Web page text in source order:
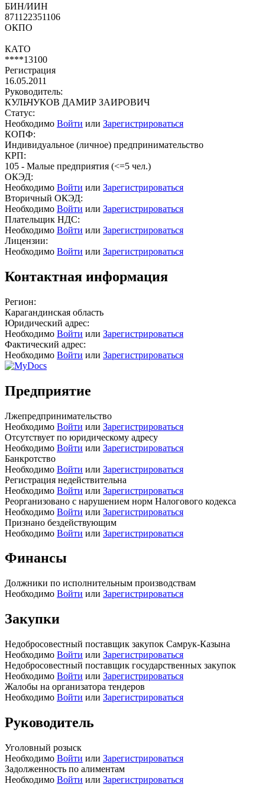
БИН/ИИН
871122351106
ОКПО
КАТО
****13100
Регистрация
16.05.2011
Руководитель:
КУЛЬЧУКОВ ДАМИР ЗАИРОВИЧ
Статус:
Необходимо Войти или Зарегистрироваться
КОПФ:
Индивидуальное (личное) предпринимательство
КРП:
105 - Малые предприятия (<=5 чел.)
ОКЭД:
Необходимо Войти или Зарегистрироваться
Вторичный ОКЭД:
Необходимо Войти или Зарегистрироваться
Плательщик НДС:
Необходимо Войти или Зарегистрироваться
Лицензии:
Необходимо Войти или Зарегистрироваться
Контактная информация
Регион:
Карагандинская область
Юридический адрес:
Необходимо Войти или Зарегистрироваться
Фактический адрес:
Необходимо Войти или Зарегистрироваться
Предприятие
Лжепредпринимательство
Необходимо Войти или Зарегистрироваться
Отсутствует по юридическому адресу
Необходимо Войти или Зарегистрироваться
Банкротство
Необходимо Войти или Зарегистрироваться
Регистрация недействительна
Необходимо Войти или Зарегистрироваться
Реорганизовано с нарушением норм Налогового кодекса
Необходимо Войти или Зарегистрироваться
Признано бездействующим
Необходимо Войти или Зарегистрироваться
Финансы
Должники по исполнительным производствам
Необходимо Войти или Зарегистрироваться
Закупки
Недобросовестный поставщик закупок Самрук-Казына
Необходимо Войти или Зарегистрироваться
Недобросовестный поставщик государственных закупок
Необходимо Войти или Зарегистрироваться
Жалобы на организатора тендеров
Необходимо Войти или Зарегистрироваться
Руководитель
Уголовный розыск
Необходимо Войти или Зарегистрироваться
Задолженность по алиментам
Необходимо Войти или Зарегистрироваться